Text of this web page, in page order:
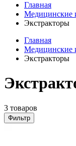
Главная
Медицинские
Экстракторы
Главная
Медицинские
Экстракторы
3 товаров
Фильтр